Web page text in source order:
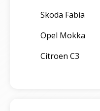
Skoda Fabia
Opel Mokka
Citroen C3